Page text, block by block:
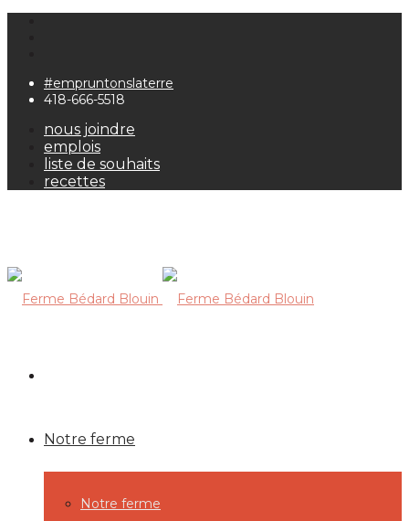
#empruntonslaterre
418-666-5518
nous joindre
emplois
liste de souhaits
recettes
Notre ferme
Notre ferme